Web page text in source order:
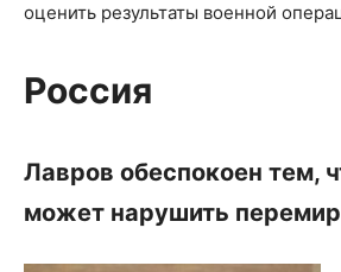
оценить результаты военной
Россия
Лавров обеспокоен тем,
может нарушить